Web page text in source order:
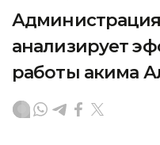
анализирует
работы акима